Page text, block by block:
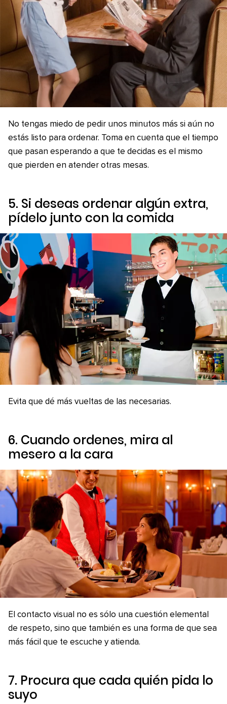
No tengas miedo de pedir unos minutos más si aún no
estás listo para ordenar. Toma en cuenta que el tiempo
que pasan esperando a que te decidas es el mismo
que pierden en atender otras mesas.
5. Si deseas ordenar algún extra,
pídelo junto con la comida
Evita que dé más vueltas de las necesarias.
6. Cuando ordenes, mira al
mesero a la cara
El contacto visual no es sólo una cuestión elemental
de respeto, sino que también es una forma de que sea
más fácil que te escuche y atienda.
7. Procura que cada quién pida lo
suyo